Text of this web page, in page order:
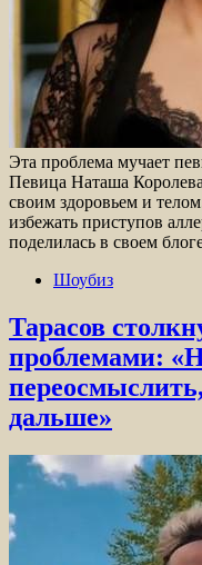
Эта проблема мучает
Певица Наташа Королева
своим здоровьем и
избежать приступов
поделилась в своем
Шоубиз
Тарасов
проблемами:
дальше»